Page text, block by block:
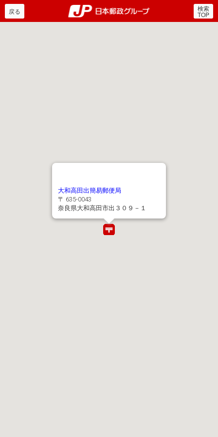
郵便局・日本郵政グルー
戻る 検索
TOP
大和高田出簡易郵便局
〒 635-0043
奈良県大和高田市出３０９－１